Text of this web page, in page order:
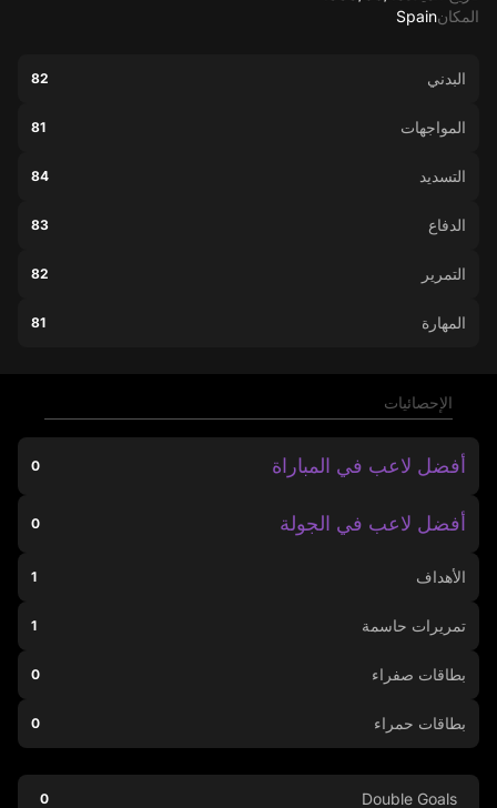
المكانSpain
البدني 82
المواجهات 81
التسديد 84
الدفاع 83
التمرير 82
المهارة 81
الإحصائيات
أفضل لاعب في المباراة 0
أفضل لاعب في الجولة 0
الأهداف 1
تمريرات حاسمة 1
بطاقات صفراء 0
بطاقات حمراء 0
Double Goals
0